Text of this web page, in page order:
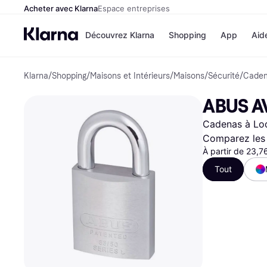
Acheter avec KlarnaEspace entreprises
Découvrez Klarna
Options de
paiement
Payer maintenant
Paiement en 3 fois
Paiement à 30 jours
Klarna sur Apple Pay
Shopping
Magasins
Airbnb
Temu
JD Sports
Voir tous les
App
Klarna/Shopping/Maisons et Intérieurs/Maisons/Sécurité/
ABUS
Cadenas à
Comparez
À partir de
Tout